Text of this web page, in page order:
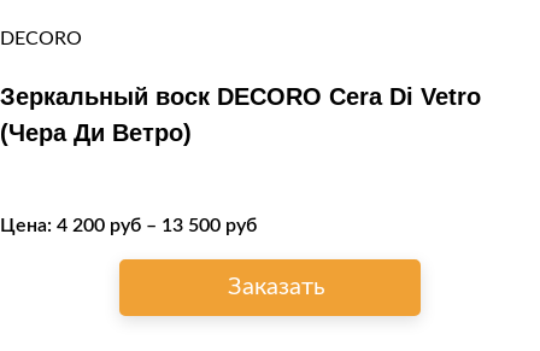
DECORO
Зеркальный воск DECORO Cera Di Vetro
(Чера Ди Ветро)
Цена: 4 200 руб – 13 500 руб
Заказать